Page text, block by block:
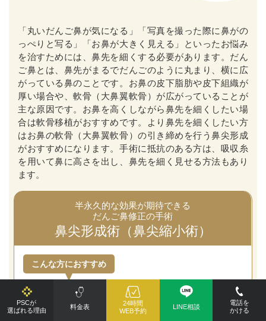
「丸いだんご鼻が気になる」「写真を撮った際に鼻がの
っぺりと写る」「お鼻が大きく見える」といったお悩み
を治すためには、鼻先を細くする必要があります。だん
ご鼻とは、鼻先がまるでだんごのように丸まり、横に広
がっている鼻のことです。お鼻の皮下脂肪や皮下組織が
厚い場合や、軟骨（大鼻翼軟骨）が広がっていることが
主な原因です。お鼻を高くしながら鼻先を細くしたい場
合は軟骨移植がおすすめです。より鼻先を細くしたい方
はお鼻の軟骨（大鼻翼軟骨）の引き締めを行う鼻尖形成
がおすすめになります。手術に抵抗のある方は、吸収糸
を用いて鼻に高さを出し、鼻先を細く見せる方法もあり
ます。
半永久的な効果が期待できる
だんご鼻修正の手術
鼻尖形成術（鼻尖縮小術）
こんな方におすすめ
しっかりと 鼻先を細くしたい方。
● 鼻尖形成術（鼻尖縮小術）の効果・特徴
PSCが
選ばれる理由
料金表
24時間
WEB予約
LINE相談
電話を
かける